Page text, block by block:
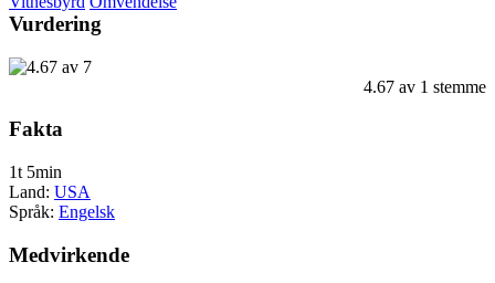
Vurdering
4.67 av 1 stemme
Fakta
1t 5min
Land: USA
Språk: Engelsk
Medvirkende